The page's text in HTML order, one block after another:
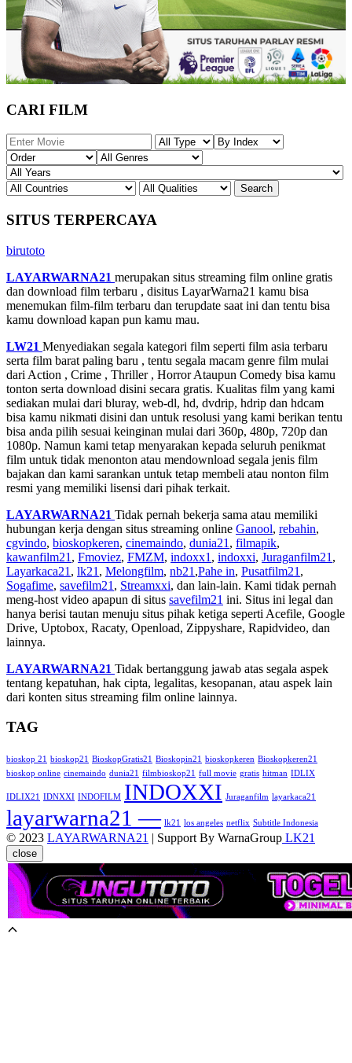
CARI FILM
SITUS TERPERCAYA
birutoto
LAYARWARNA21 merupakan situs streaming film online gratis
dan download film terbaru , disitus LayarWarna21 kamu bisa
menemukan film-film terbaru dan terupdate saat ini dan tentu bisa
kamu download kapan pun kamu mau.
LW21 Menyediakan segala kategori film seperti film asia terbaru
serta film barat paling baru , tentu segala macam genre film mulai
dari Action , Crime , Thriller , Horror Ataupun Comedy bisa kamu
tonton serta download disini secara gratis. Kualitas film yang kami
sediakan mulai dari bluray, web-dl, hd, dvdrip, hdrip dan hdcam
bisa kamu nikmati disini dan untuk resolusi yang kami berikan tentu
bisa anda pilih sesuai keinginan mulai dari 360p, 480p, 720p dan
1080p. Namun kami tetap menyarakan kepada seluruh penikmat
film untuk tidak menonton atau mendownload segala jenis film
bajakan dan kami sarankan untuk tetap membeli atau nonton film
resmi yang memiliki lisensi dari pihak terkait.
LAYARWARNA21 Tidak pernah bekerja sama atau memiliki
hubungan kerja dengan situs streaming online Ganool, rebahin,
cgvindo, bioskopkeren, cinemaindo, dunia21 , filmapik,
kawanfilm21 , Fmoviez, FMZM, indoxx1 , indoxxi, Juraganfilm21 ,
Layarkaca21 , lk21 , Melongfilm, nb21 ,Pahe in, Pusatfilm21 ,
Sogafime, savefilm21 , Streamxxi, dan lain-lain. Kami tidak pernah
meng-host video apapun di situs savefilm21 ini. Situs ini legal dan
hanya berisi tautan menuju situs pihak ketiga seperti Acefile, Google
Drive, Uptobox, Racaty, Openload, Zippyshare, Rapidvideo, dan
lainnya.
LAYARWARNA21 Tidak bertanggung jawab atas segala aspek
tentang kepatuhan, hak cipta, legalitas, kesopanan, atau aspek lain
dari konten situs streaming film online lainnya.
TAG
bioskop 21 bioskop21 BioskopGratis21 Bioskopin21 bioskopkeren Bioskopkeren21
bioskop online cinemaindo dunia21 filmbioskop21 full movie gratis hitman IDLIX
IDLIX21 IDNXXI INDOFILM INDOXXI Juraganfilm layarkaca21
layarwarna21 — lk21 los angeles netflix Subtitle Indonesia
© 2023 LAYARWARNA21 | Support By WarnaGroup LK21
close